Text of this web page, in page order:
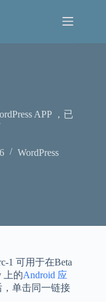
APP ，已
WordPress
1 可用于在Beta
上的Android 应
，单击同一链接